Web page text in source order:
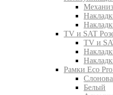
TV и SAT
TV и
Рамки Eco
Белый